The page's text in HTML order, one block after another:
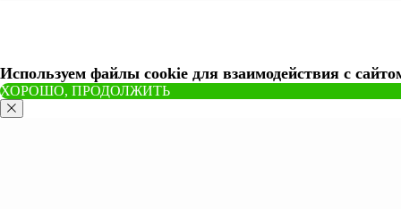
Используем файлы cookie для взаимодействия с
ХОРОШО, ПРОДОЛЖИТЬ